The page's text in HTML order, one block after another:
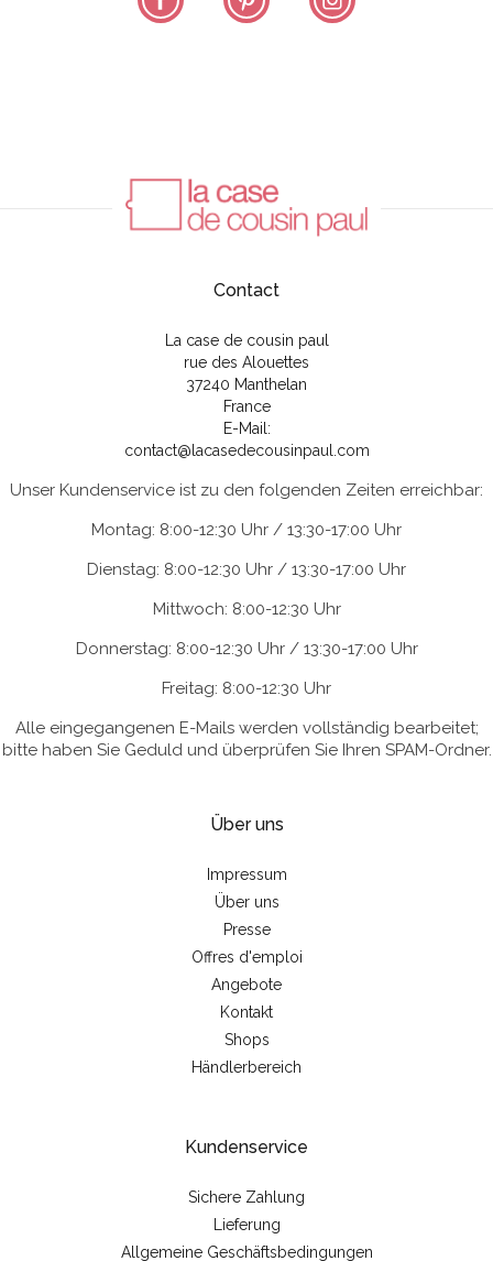
Contact
La case de cousin paul
rue des Alouettes
37240 Manthelan
France
E-Mail:
contact@lacasedecousinpaul.com
Unser Kundenservice ist zu den folgenden Zeiten erreichbar:
Montag: 8:00-12:30 Uhr / 13:30-17:00 Uhr
Dienstag: 8:00-12:30 Uhr / 13:30-17:00 Uhr
Mittwoch: 8:00-12:30 Uhr
Donnerstag: 8:00-12:30 Uhr / 13:30-17:00 Uhr
Freitag: 8:00-12:30 Uhr
Alle eingegangenen E-Mails werden vollständig bearbeitet;
bitte haben Sie Geduld und überprüfen Sie Ihren SPAM-Ordner.
Über uns
Impressum
Über uns
Presse
Offres d'emploi
Angebote
Kontakt
Shops
Händlerbereich
Kundenservice
Sichere Zahlung
Lieferung
Allgemeine Geschäftsbedingungen